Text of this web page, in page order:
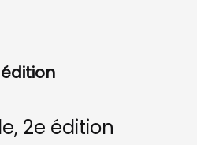
édition
2e édition